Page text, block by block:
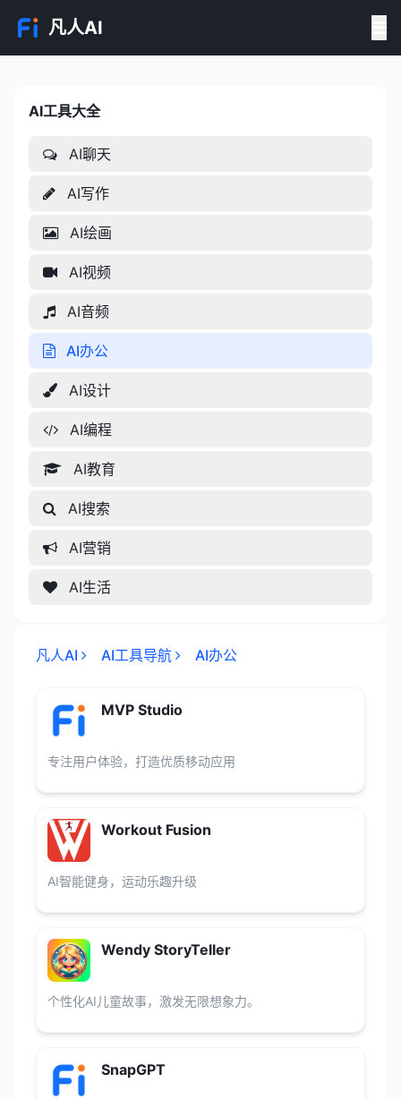
凡人AI
AI工具大全
AI工具大全
AI聊天
AI写作
AI绘画
AI视频
AI音频
AI办公
AI设计
AI编程
AI教育
AI搜索
AI营销
AI生活
凡人AI AI工具导航 AI办公
MVP Studio
专注用户体验，打造优质移动应用
Workout Fusion
AI智能健身，运动乐趣升级
Wendy StoryTeller
个性化AI儿童故事，激发无限想象力。
SnapGPT